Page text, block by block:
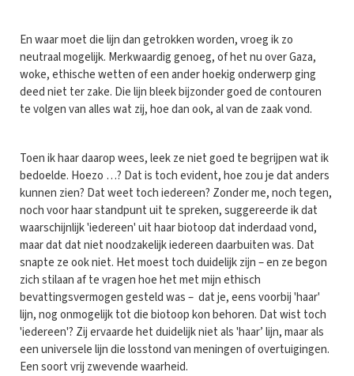
En waar moet die lijn dan getrokken worden, vroeg ik zo
neutraal mogelijk. Merkwaardig genoeg, of het nu over Gaza,
woke, ethische wetten of een ander hoekig onderwerp ging
deed niet ter zake. Die lijn bleek bijzonder goed de contouren
te volgen van alles wat zij, hoe dan ook, al van de zaak vond.
Toen ik haar daarop wees, leek ze niet goed te begrijpen wat ik
bedoelde. Hoezo …? Dat is toch evident, hoe zou je dat anders
kunnen zien? Dat weet toch iedereen? Zonder me, noch tegen,
noch voor haar standpunt uit te spreken, suggereerde ik dat
waarschijnlijk 'iedereen' uit haar biotoop dat inderdaad vond,
maar dat dat niet noodzakelijk iedereen daarbuiten was. Dat
snapte ze ook niet. Het moest toch duidelijk zijn – en ze begon
zich stilaan af te vragen hoe het met mijn ethisch
bevattingsvermogen gesteld was – dat je, eens voorbij 'haar'
lijn, nog onmogelijk tot die biotoop kon behoren. Dat wist toch
'iedereen'? Zij ervaarde het duidelijk niet als 'haar’ lijn, maar als
een universele lijn die losstond van meningen of overtuigingen.
Een soort vrij zwevende waarheid.